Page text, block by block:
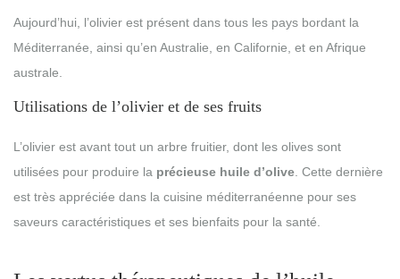
Aujourd’hui, l’olivier est présent dans tous les pays bordant la
Méditerranée, ainsi qu’en Australie, en Californie, et en Afrique
australe.
Utilisations de l’olivier et de ses fruits
L’olivier est avant tout un arbre fruitier, dont les olives sont
utilisées pour produire la précieuse huile d’olive . Cette dernière
est très appréciée dans la cuisine méditerranéenne pour ses
saveurs caractéristiques et ses bienfaits pour la santé.